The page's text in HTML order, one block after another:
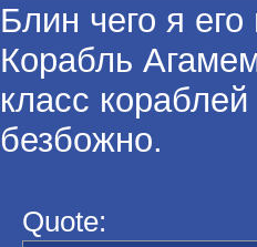
Блин чего я
Корабль
класс
безбожно.
Quote: